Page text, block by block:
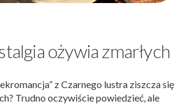
ożywia zmarłych
z Czarnego lustra ziszcza się
Trudno oczywiście powiedzieć, ale